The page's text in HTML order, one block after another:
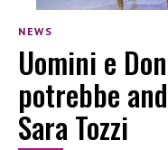
NEWS
Uomini e
potrebbe
Sara Tozzi